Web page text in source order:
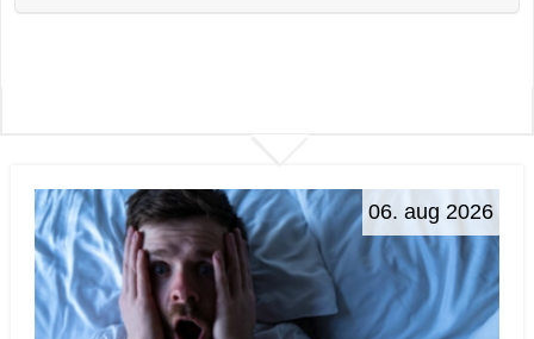
06. aug 2026